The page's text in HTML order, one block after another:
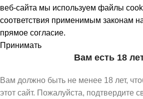
веб-сайта мы используем файлы
соответствия применимым законам
прямое согласие.
Принимать
Вам есть 18
Вам должно быть не менее 18 лет,
этот сайт. Пожалуйста, подтвердите